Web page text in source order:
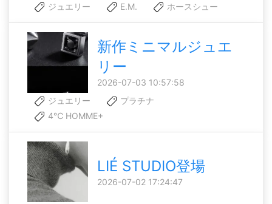
ジュエリー
E.M. ホースシュー
新作ミニマルジュエ
リー
2026-07-03 10:57:58
ジュエリー
プラチナ
4℃ HOMME+
LIÉ STUDIO登場
2026-07-02 17:24:47